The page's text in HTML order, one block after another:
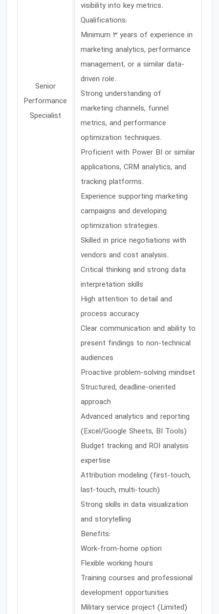
visibility into key metrics.
Qualifications:
Minimum 3 years of experience in
marketing analytics, performance
management, or a similar data-
driven role.
Strong understanding of
marketing channels, funnel
metrics, and performance
optimization techniques.
Proficient with Power BI or similar
applications, CRM analytics, and
tracking platforms.
Experience supporting marketing
campaigns and developing
optimization strategies.
Skilled in price negotiations with
vendors and cost analysis.
Critical thinking and strong data
interpretation skills
High attention to detail and
process accuracy
Clear communication and ability to
present findings to non-technical
audiences
Proactive problem-solving mindset
Structured, deadline-oriented
approach
Advanced analytics and reporting
(Excel/Google Sheets, BI Tools)
Budget tracking and ROI analysis
expertise
Attribution modeling (first-touch,
last-touch, multi-touch)
Strong skills in data visualization
and storytelling
Benefits:
Work-from-home option
Flexible working hours
Training courses and professional
development opportunities
Military service project (Limited)
Senior
Performance
Specialist